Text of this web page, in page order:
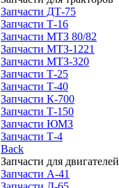
Запчасти ДТ-75
Запчасти Т-16
Запчасти МТЗ 80/82
Запчасти МТЗ-1221
Запчасти МТЗ-320
Запчасти Т-25
Запчасти Т-40
Запчасти К-700
Запчасти Т-150
Запчасти ЮМЗ
Запчасти Т-4
Back
Запчасти для двигателей
Запчасти А-41